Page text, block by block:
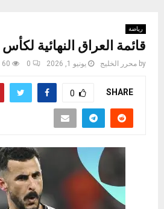
رياضة
قائمة العراق النهائية لكأس
by محرر الخليج يونيو 1, 2026 0
60
SHARE
0